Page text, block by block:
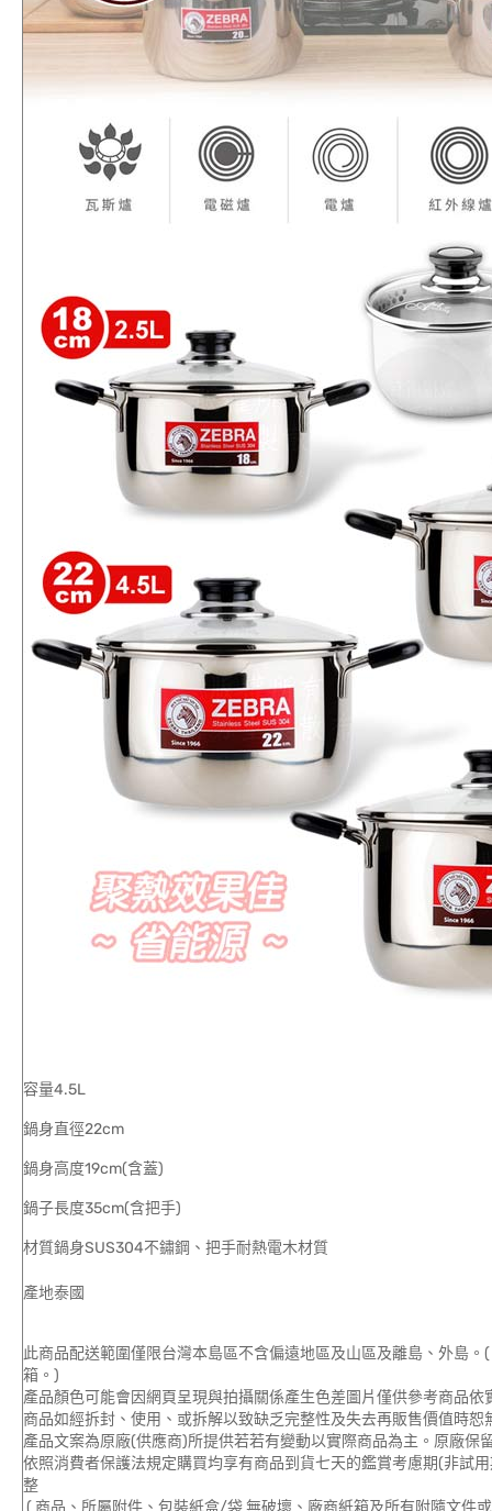
容量4.5L
鍋身直徑22cm
鍋身高度19cm(含蓋)
鍋子長度35cm(含把手)
材質鍋身SUS304不鏽鋼、把手耐熱電木材質
產地泰國
此商品配送範圍僅限台灣本島區不含偏遠地區及山區及離島、外島
箱。)
產品顏色可能會因網頁呈現與拍攝關係產生色差圖片僅供參考商品依
商品如經拆封、使用、或拆解以致缺乏完整性及失去再販售價值時恕
產品文案為原廠(供應商)所提供若若有變動以實際商品為主。原廠保
依照消費者保護法規定購買均享有商品到貨七天的鑑賞考慮期(非試
整
( 商品、所屬附件、包裝紙盒/袋 無破壞、廠商紙箱及所有附隨文件